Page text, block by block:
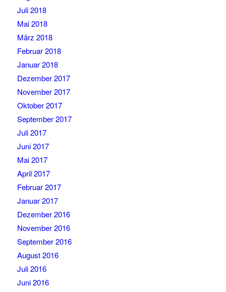
Juli 2018
Mai 2018
März 2018
Februar 2018
Januar 2018
Dezember 2017
November 2017
Oktober 2017
September 2017
Juli 2017
Juni 2017
Mai 2017
April 2017
Februar 2017
Januar 2017
Dezember 2016
November 2016
September 2016
August 2016
Juli 2016
Juni 2016